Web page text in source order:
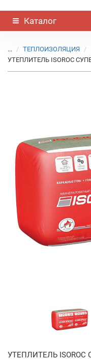
Каталог
...
ТЕПЛОИЗОЛЯЦИЯ
УТЕПЛИТЕЛЬ ISOROC
УТЕПЛИТЕЛЬ